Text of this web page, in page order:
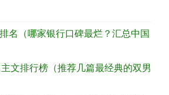
名（哪家银行口碑最烂？汇总中国
文排行榜（推荐几篇最经典的双男